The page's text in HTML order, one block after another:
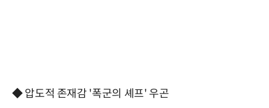
◆ 압도적 존재감 '폭군의 셰프' 우곤